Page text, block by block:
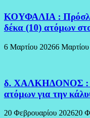
ΚΟΥΦΑΛΙΑ :
δέκα (10) ατόμων
6 Μαρτίου 20266
δ. ΧΑΛΚΗΔΟΝΟΣ :
ατόμων για την
20 Φεβρουαρίου 202620